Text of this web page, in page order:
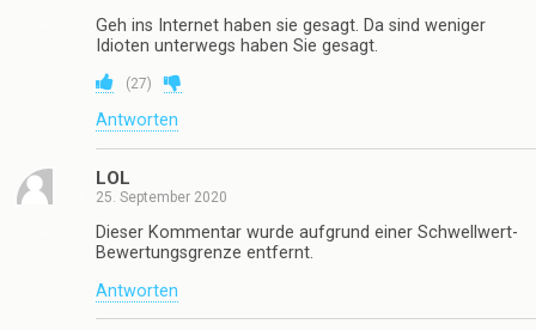
Geh ins Internet haben sie gesagt. Da sind weniger
Idioten unterwegs haben Sie gesagt.
(27)
Antworten
LOL
25. September 2020
Dieser Kommentar wurde aufgrund einer Schwellwert-
Bewertungsgrenze entfernt.
Antworten